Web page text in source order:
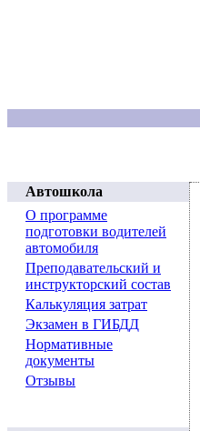
Автошкола
О программе
подготовки водителей
автомобиля
Преподавательский и
инструкторский состав
Калькуляция затрат
Экзамен в ГИБДД
Нормативные
документы
Отзывы